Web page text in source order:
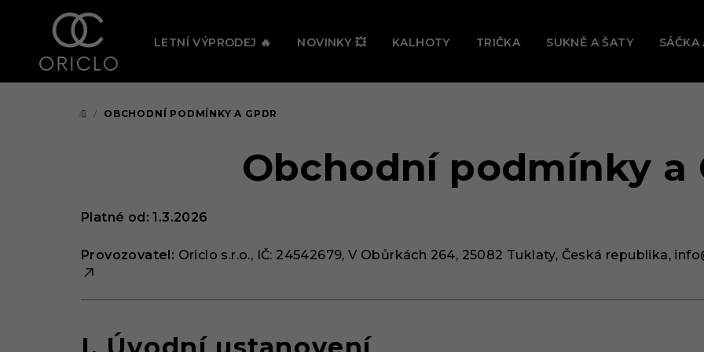
LETNÍ VÝPRODEJ 🔥 NOVINKY 💥 KALHOTY TRIČKA SUKNĚ A ŠATY SÁČKA
DOMŮ
/ OBCHODNÍ PODMÍNKY A GPDR
Obchodní podmínky a
Platné od: 1 .3.2026
Provozovatel: Oriclo s.r.o., IČ: 24542679,V Obůrkách 264, 25082 Tuklaty, Česká republika,